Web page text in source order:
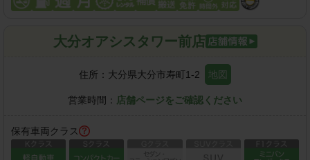
大分オアシスタワー前店
住所： 大分県大分市寿町1-2 地図
営業時間： 店舗ページをご確認ください
保有車両クラス